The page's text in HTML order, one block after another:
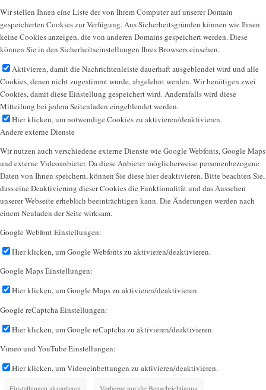
Wir stellen Ihnen eine Liste der von Ihrem Computer auf unserer Domain
gespeicherten Cookies zur Verfügung. Aus Sicherheitsgründen können wie Ihnen
keine Cookies anzeigen, die von anderen Domains gespeichert werden. Diese
können Sie in den Sicherheitseinstellungen Ihres Browsers einsehen.
Aktivieren, damit die Nachrichtenleiste dauerhaft ausgeblendet wird und alle
Cookies, denen nicht zugestimmt wurde, abgelehnt werden. Wir benötigen zwei
Cookies, damit diese Einstellung gespeichert wird. Andernfalls wird diese
Mitteilung bei jedem Seitenladen eingeblendet werden.
Hier klicken, um notwendige Cookies zu aktivieren/deaktivieren.
Andere externe Dienste
Wir nutzen auch verschiedene externe Dienste wie Google Webfonts, Google Maps
und externe Videoanbieter. Da diese Anbieter möglicherweise personenbezogene
Daten von Ihnen speichern, können Sie diese hier deaktivieren. Bitte beachten Sie,
dass eine Deaktivierung dieser Cookies die Funktionalität und das Aussehen
unserer Webseite erheblich beeinträchtigen kann. Die Änderungen werden nach
einem Neuladen der Seite wirksam.
Google Webfont Einstellungen:
Hier klicken, um Google Webfonts zu aktivieren/deaktivieren.
Google Maps Einstellungen:
Hier klicken, um Google Maps zu aktivieren/deaktivieren.
Google reCaptcha Einstellungen:
Hier klicken, um Google reCaptcha zu aktivieren/deaktivieren.
Vimeo und YouTube Einstellungen:
Hier klicken, um Videoeinbettungen zu aktivieren/deaktivieren.
Einstellungen akzeptieren Verberge nur die Benachrichtigung